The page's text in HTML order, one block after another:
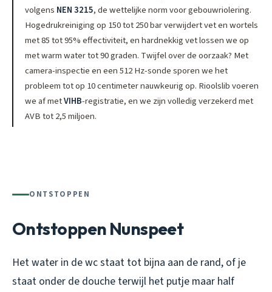
volgens NEN 3215, de wettelijke norm voor gebouwriolering.
Hogedrukreiniging op 150 tot 250 bar verwijdert vet en wortels
met 85 tot 95% effectiviteit, en hardnekkig vet lossen we op
met warm water tot 90 graden. Twijfel over de oorzaak? Met
camera-inspectie en een 512 Hz-sonde sporen we het
probleem tot op 10 centimeter nauwkeurig op. Rioolslib voeren
we af metVIHB-registratie, en we zijn volledig verzekerd met
AVB tot 2,5 miljoen.
ONTSTOPPEN
Ontstoppen Nunspeet
Het water in de wc staat tot bijna aan de rand, of je
staat onder de douche terwijl het putje maar half